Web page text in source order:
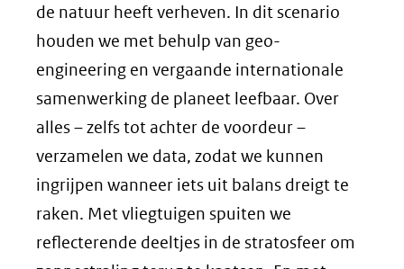
de natuur heeft verheven. In dit scenario
houden we met behulp van geo-
engineering en vergaande internationale
samenwerking de planeet leefbaar. Over
alles – zelfs tot achter de voordeur –
verzamelen we data, zodat we kunnen
ingrijpen wanneer iets uit balans dreigt te
raken. Met vliegtuigen spuiten we
reflecterende deeltjes in de stratosfeer om